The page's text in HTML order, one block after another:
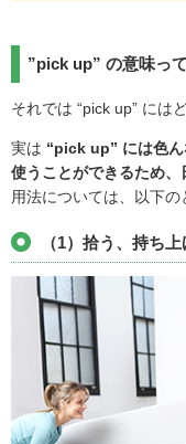
”pick up” の意味っ
それでは “pick up” には
実は “pick up” には色
使うことができるため
用法については、以下の
（1）拾う、持ち上